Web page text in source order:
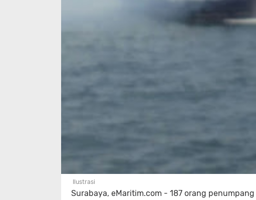
Ilustrasi
Surabaya, eMaritim.com - 187 orang